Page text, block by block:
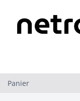
Panier